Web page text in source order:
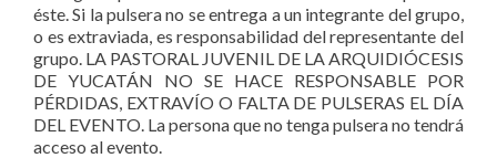
éste. Si la pulsera no se entrega a un integrante del grupo,
o es extraviada, es responsabilidad del representante del
grupo. LA PASTORAL JUVENIL DE LA ARQUIDIÓCESIS
DE YUCATÁN NO SE HACE RESPONSABLE POR
PÉRDIDAS, EXTRAVÍO O FALTA DE PULSERAS EL DÍA
DEL EVENTO. La persona que no tenga pulsera no tendrá
acceso al evento.